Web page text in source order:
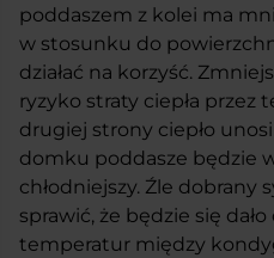
poddaszem z kolei ma
w stosunku do
działać na korzyść.
ryzyko straty ciepła
drugiej strony ciepło
domku poddasze będzie
chłodniejszy. Źle dobrany
sprawić, że będzie się
temperatur między